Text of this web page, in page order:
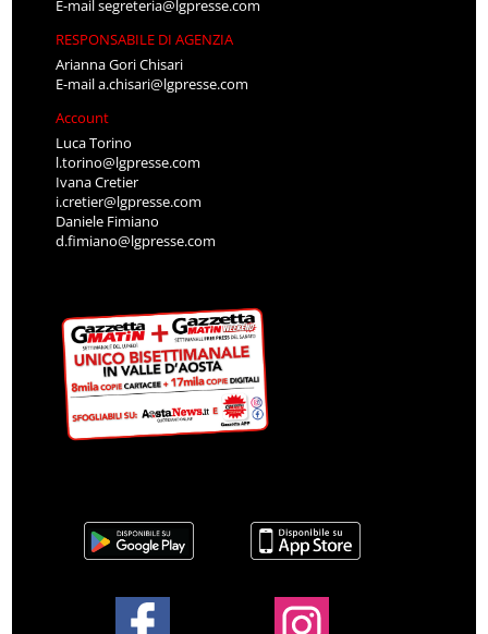
E-mailsegreteria@lgpresse.com
RESPONSABILE DI AGENZIA
Arianna Gori Chisari
E-maila.chisari@lgpresse.com
Account
Luca Torino
l.torino@lgpresse.com
Ivana Cretier
i.cretier@lgpresse.com
Daniele Fimiano
d.fimiano@lgpresse.com